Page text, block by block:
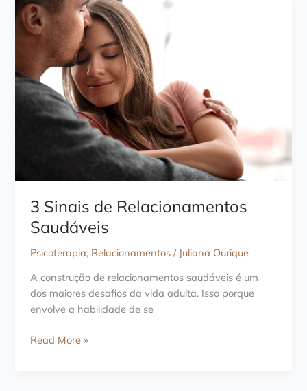
relacionamentos
saudáveis
3 Sinais de Relacionamentos
Saudáveis
Psicoterapia, Relacionamentos / Juliana Ourique
A construção de relacionamentos saudáveis é um
dos maiores desafios da vida adulta. Isso porque
envolve a habilidade de se
3
Read More »